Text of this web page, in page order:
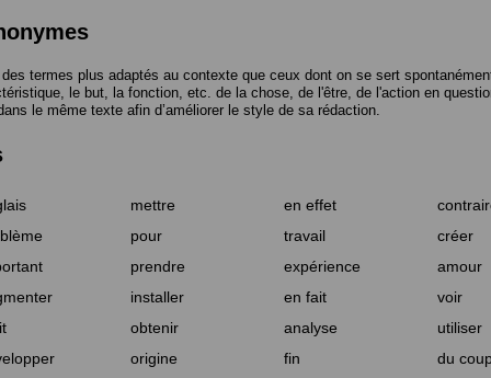
termes plus adaptés au contexte que ceux dont on se sert
le but, la fonction, etc. de la chose, de l'être, de l'action en
le même texte afin d’améliorer le style de sa rédaction.
mettre en effet
pour travail
créer
prendre expérience
amour
installer en fait
voir
obtenir analyse
utiliser
origine fin
du